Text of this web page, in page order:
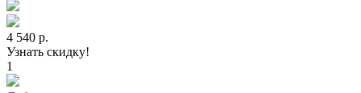
4 540 р.
Узнать скидку!
1